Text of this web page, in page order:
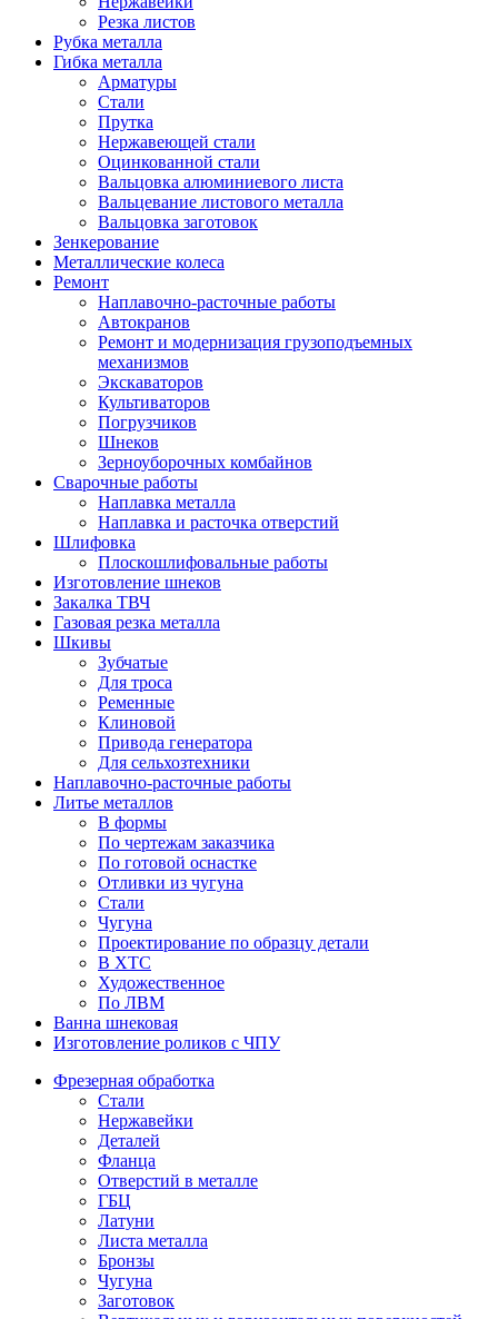
Резка листов
Рубка металла
Гибка металла
Арматуры
Стали
Прутка
Нержавеющей стали
Оцинкованной стали
Вальцовка алюминиевого листа
Вальцевание листового металла
Вальцовка заготовок
Зенкерование
Металлические колеса
Ремонт
Наплавочно-расточные работы
Автокранов
Ремонт и модернизация грузоподъемных
механизмов
Экскаваторов
Культиваторов
Погрузчиков
Шнеков
Зерноуборочных комбайнов
Сварочные работы
Наплавка металла
Наплавка и расточка отверстий
Шлифовка
Плоскошлифовальные работы
Изготовление шнеков
Закалка ТВЧ
Газовая резка металла
Шкивы
Зубчатые
Для троса
Ременные
Клиновой
Привода генератора
Для сельхозтехники
Наплавочно-расточные работы
Литье металлов
В формы
По чертежам заказчика
По готовой оснастке
Отливки из чугуна
Стали
Чугуна
Проектирование по образцу детали
В ХТС
Художественное
По ЛВМ
Ванна шнековая
Изготовление роликов с ЧПУ
Фрезерная обработка
Стали
Нержавейки
Деталей
Фланца
Отверстий в металле
ГБЦ
Латуни
Листа металла
Бронзы
Чугуна
Заготовок